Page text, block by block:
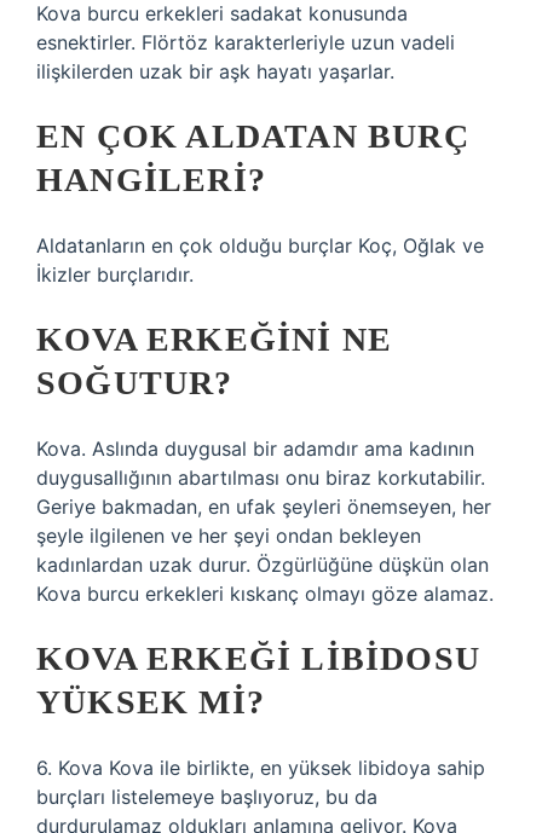
Kova burcu erkekleri sadakat konusunda
esnektirler. Flörtöz karakterleriyle uzun vadeli
ilişkilerden uzak bir aşk hayatı yaşarlar.
EN ÇOK ALDATAN BURÇ
HANGILERI?
Aldatanların en çok olduğu burçlar Koç, Oğlak ve
İkizler burçlarıdır.
KOVA ERKEĞINI NE
SOĞUTUR?
Kova. Aslında duygusal bir adamdır ama kadının
duygusallığının abartılması onu biraz korkutabilir.
Geriye bakmadan, en ufak şeyleri önemseyen, her
şeyle ilgilenen ve her şeyi ondan bekleyen
kadınlardan uzak durur. Özgürlüğüne düşkün olan
Kova burcu erkekleri kıskanç olmayı göze alamaz.
KOVA ERKEĞI LIBIDOSU
YÜKSEK MI?
6. Kova Kova ile birlikte, en yüksek libidoya sahip
burçları listelemeye başlıyoruz, bu da
durdurulamaz oldukları anlamına geliyor. Kova